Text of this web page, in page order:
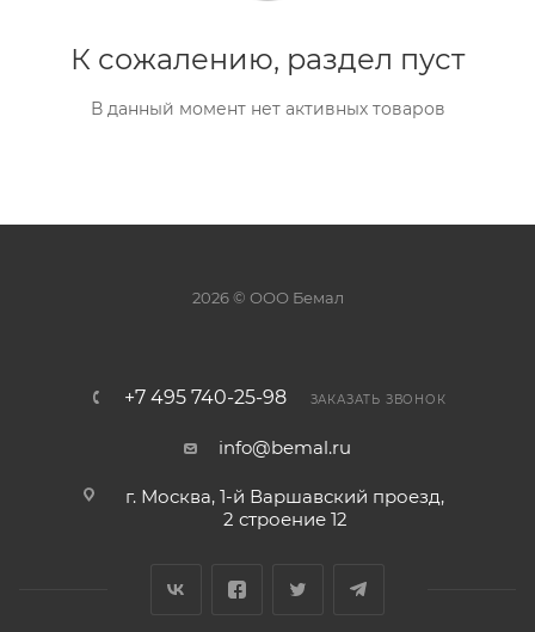
К сожалению, раздел пуст
В данный момент нет активных товаров
2026 © ООО Бемал
+7 495 740-25-98 ЗАКАЗАТЬ ЗВОНОК
info@bemal.ru
г. Москва, 1-й Варшавский проезд,
2 строение 12